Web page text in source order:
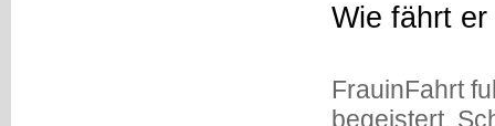
Wie fährt
FrauinFahrt
begeistert.